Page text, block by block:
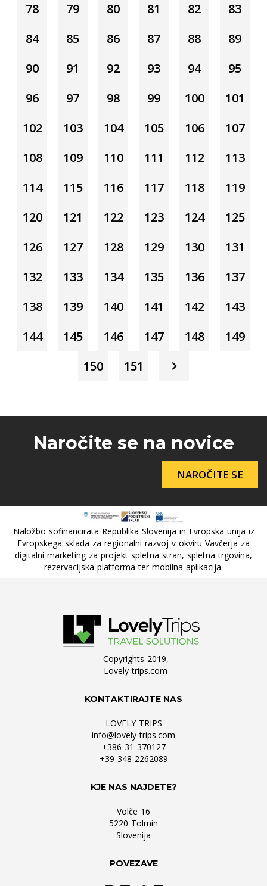
78
79 80 81 82
83
84
85 86 87 88
89
90
91 92 93 94
95
96
97 98 99 100
101
102
103 104 105 106
107
108
109 110 111 112
113
114
115 116 117 118
119
120
121 122 123 124
125
126
127 128 129 130
131
132
133 134 135 136
137
138
139 140 141 142
143
144
145 146 147 148
149
150
151
Naročite se na novice
NAROČITE SE
Naložbo sofinancirata Republika Slovenija in Evropska unija iz
Evropskega sklada za regionalni razvoj v okviru Vavčerja za
digitalni marketing za projekt spletna stran, spletna trgovina,
rezervacijska platforma ter mobilna aplikacija.
Copyrights 2019,
Lovely-trips.com
KONTAKTIRAJTE NAS
LOVELY TRIPS
info@lovely-trips.com
+386 31 370127
+39 348 2262089
KJE NAS NAJDETE?
Volče 16
5220 Tolmin
Slovenija
POVEZAVE